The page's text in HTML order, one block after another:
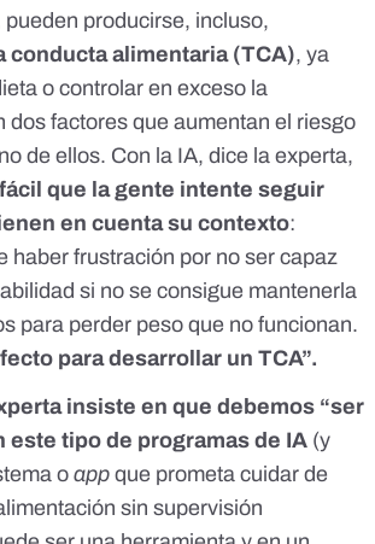
producirse, incluso,
conducta alimentaria (TCA), ya
o controlar en exceso la
dos factores que aumentan el riesgo
de ellos. Con la IA, dice la experta,
que la gente intente seguir
en cuenta su contexto:
haber frustración por no ser capaz
si no se consigue mantenerla
para perder peso que no funcionan.
para desarrollar un TCA”.
insiste en que debemos “ser
este tipo de programas de IA (y
o app que prometa cuidar de
sin supervisión